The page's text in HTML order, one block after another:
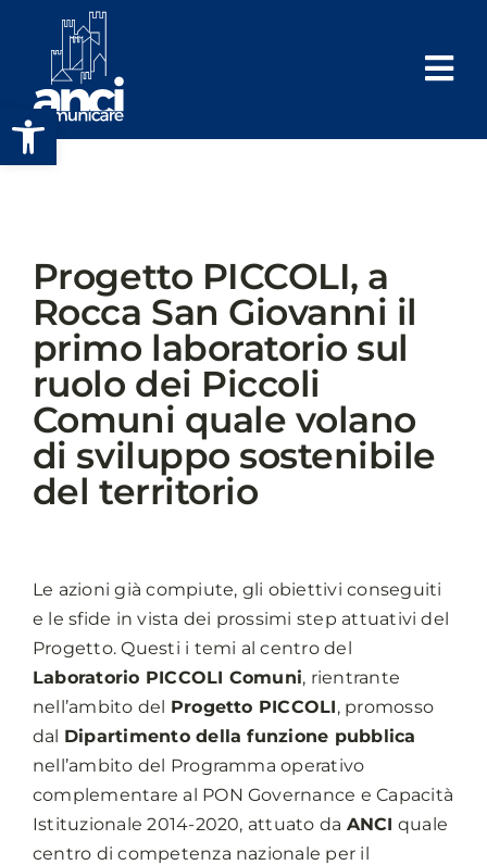
Apri la barra degli strumenti
contenuto
Progetto PICCOLI, a
Rocca San Giovanni il
primo laboratorio sul
ruolo dei Piccoli
Comuni quale volano
di sviluppo sostenibile
del territorio
Le azioni già compiute, gli obiettivi conseguiti
e le sfide in vista dei prossimi step attuativi del
Progetto. Questi i temi al centro del
Laboratorio PICCOLI Comuni, rientrante
nell’ambito del Progetto PICCOLI, promosso
dal Dipartimento della funzione pubblica
nell’ambito del Programma operativo
complementare al PON Governance e Capacità
Istituzionale 2014-2020, attuato da ANCI quale
centro di competenza nazionale per il